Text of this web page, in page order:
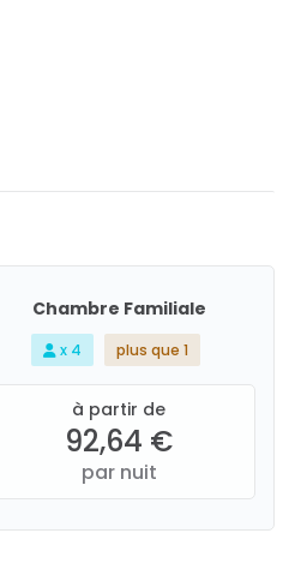
Chambre Familiale
x 4 plus que 1
à partir de
92,64 €
par nuit